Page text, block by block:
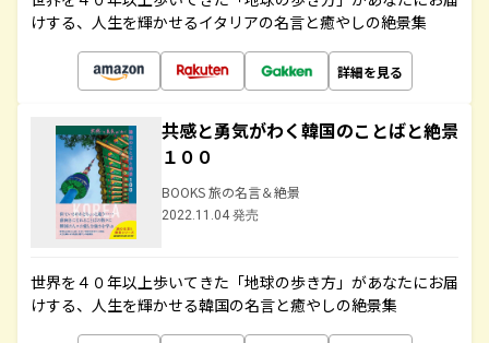
けする、人生を輝かせるイタリアの名言と癒やしの絶景集
詳細を見る
共感と勇気がわく韓国のことばと絶景
１００
BOOKS 旅の名言＆絶景
2022.11.04 発売
世界を４０年以上歩いてきた「地球の歩き方」があなたにお届
けする、人生を輝かせる韓国の名言と癒やしの絶景集